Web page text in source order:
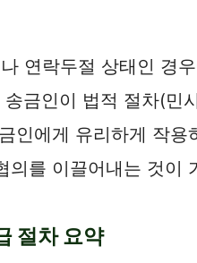
연락두절 상태인 경
금인이 법적 절차(
인에게 유리하게 작
의를 이끌어내는 것이
절차 요약